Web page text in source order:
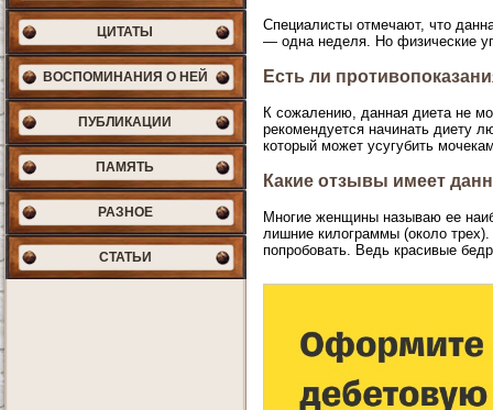
ЦИТАТЫ
ВОСПОМИНАНИЯ О НЕЙ
ПУБЛИКАЦИИ
ПАМЯТЬ
РАЗНОЕ
СТАТЬИ
Специалисты отмечают, что
— одна неделя. Но физические
Есть ли
К сожалению, данная диета не
рекомендуется начинать диету
который может усугубить
Какие отзывы имеет
Многие женщины называю ее
лишние килограммы (около трех).
попробовать. Ведь красивые